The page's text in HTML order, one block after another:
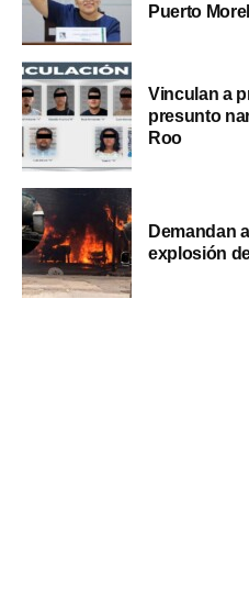
Puerto
Vinculan a
presunto
Roo
Demandan
explosión